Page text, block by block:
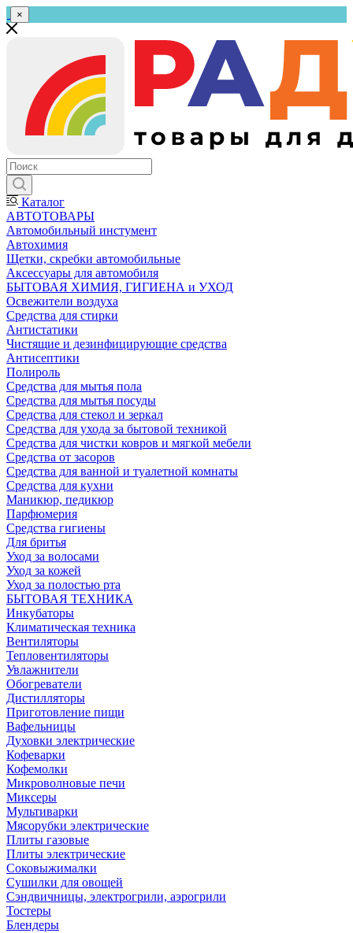
×
Каталог
АВТОТОВАРЫ
Автомобильный инстумент
Автохимия
Щетки, скребки автомобильные
Аксессуары для автомобиля
БЫТОВАЯ ХИМИЯ, ГИГИЕНА и УХОД
Освежители воздуха
Средства для стирки
Антистатики
Чистящие и дезинфицирующие средства
Антисептики
Полироль
Средства для мытья пола
Средства для мытья посуды
Средства для стекол и зеркал
Средства для ухода за бытовой техникой
Средства для чистки ковров и мягкой мебели
Средства от засоров
Средства для ванной и туалетной комнаты
Средства для кухни
Маникюр, педикюр
Парфюмерия
Средства гигиены
Для бритья
Уход за волосами
Уход за кожей
Уход за полостью рта
БЫТОВАЯ ТЕХНИКА
Инкубаторы
Климатическая техника
Вентиляторы
Тепловентиляторы
Увлажнители
Обогреватели
Дистилляторы
Приготовление пищи
Вафельницы
Духовки электрические
Кофеварки
Кофемолки
Микроволновые печи
Миксеры
Мультиварки
Мясорубки электрические
Плиты газовые
Плиты электрические
Соковыжималки
Сушилки для овощей
Сэндвичницы, электрогрили, аэрогрили
Тостеры
Блендеры